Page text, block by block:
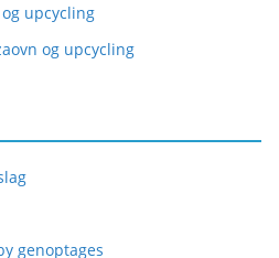
og upcycling
og upcycling
genoptages